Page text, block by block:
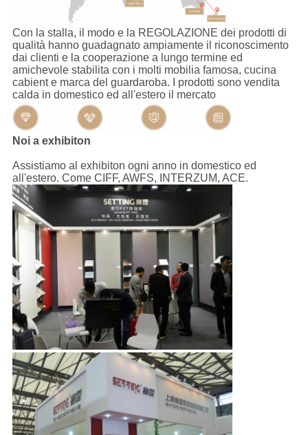
Con la stalla, il modo e la REGOLAZIONE dei prodotti di
qualità hanno guadagnato ampiamente il riconoscimento
dai clienti e la cooperazione a lungo termine ed
amichevole stabilita con i molti mobilia famosa, cucina
cabient e marca del guardaroba. I prodotti sono vendita
calda in domestico ed all'estero il mercato
Noi a exhibiton
Assistiamo al exhibiton ogni anno in domestico ed
all'estero. Come CIFF, AWFS, INTERZUM, ACE.